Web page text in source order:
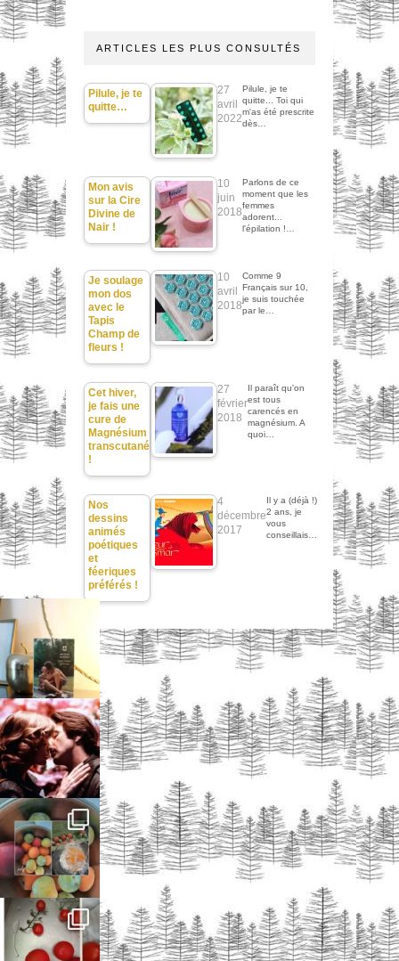
ARTICLES LES PLUS CONSULTÉS
Pilule, je te
quitte…
27
avril
2022
Pilule, je te
quitte... Toi qui
m'as été prescrite
dès…
Mon avis
sur la Cire
Divine de
Nair !
10
juin
2018
Parlons de ce
moment que les
femmes
adorent...
l'épilation !…
Je soulage
mon dos
avec le
Tapis
Champ de
fleurs !
10
avril
2018
Comme 9
Français sur 10,
je suis touchée
par le…
Cet hiver,
je fais une
cure de
Magnésium
transcutané
!
27
février
2018
Il paraît qu'on
est tous
carencés en
magnésium. A
quoi…
Nos
dessins
animés
poétiques
et
féeriques
préférés !
4
décembre
2017
Il y a (déjà !)
2 ans, je
vous
conseillais…